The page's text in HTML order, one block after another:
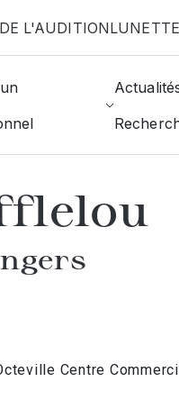
L'AUDITION
Angers Alain Afflelou
Centre